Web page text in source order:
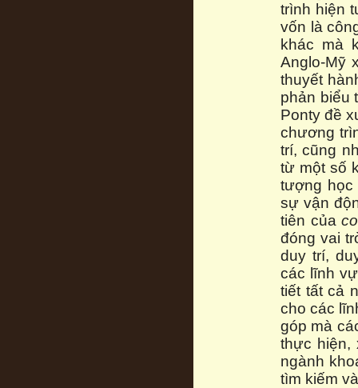
trình hiện
vốn là
khác mà
Anglo-Mỹ
thuyết
phản biểu
Ponty đề
chương
trí, cũng
từ một số
tượng học
sự vận
tiên của
đóng vai
duy trí,
các lĩnh
tiết tất cả
cho các
góp mà
thực hiện,
ngành
tìm kiếm